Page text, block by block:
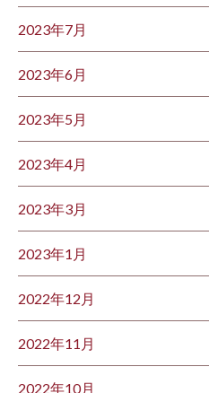
2023年7月
2023年6月
2023年5月
2023年4月
2023年3月
2023年1月
2022年12月
2022年11月
2022年10月